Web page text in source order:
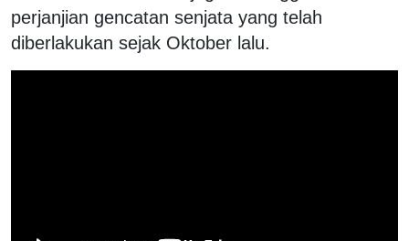
perjanjian gencatan senjata yang telah
diberlakukan sejak Oktober lalu.